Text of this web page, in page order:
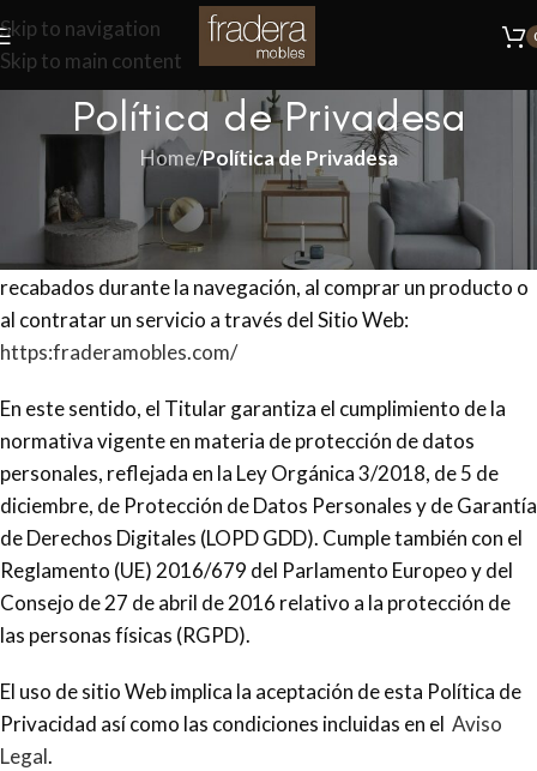
Skip to navigation
Skip to main content
Política de Privadesa
Home/Política de Privadesa
El Titular le informa sobre su Política de Privacidad
respecto del tratamiento y protección de los datos de
carácter personal de los usuarios y clientes que puedan ser
recabados durante la navegación, al comprar un producto o
al contratar un servicio a través del Sitio Web:
https:fraderamobles.com/
En este sentido, el Titular garantiza el cumplimiento de la
normativa vigente en materia de protección de datos
personales, reflejada en la Ley Orgánica 3/2018, de 5 de
diciembre, de Protección de Datos Personales y de Garantía
de Derechos Digitales (LOPD GDD). Cumple también con el
Reglamento (UE) 2016/679 del Parlamento Europeo y del
Consejo de 27 de abril de 2016 relativo a la protección de
las personas físicas (RGPD).
El uso de sitio Web implica la aceptación de esta Política de
Privacidad así como las condiciones incluidas en el Aviso
Legal.